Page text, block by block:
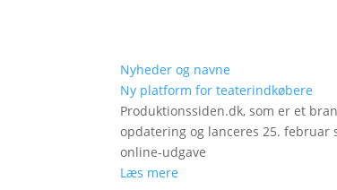
Nyheder og navne
Ny platform for teaterindkøbere
Produktionssiden.dk, som er et
opdatering og lanceres 25. februar
online-udgave
Læs mere